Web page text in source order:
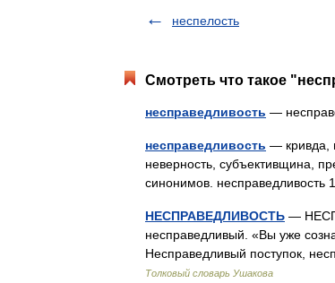
неспелость
Смотреть что такое
несправедливость —
несправедливость — кривда,
неверность, субъективщина,
синонимов. несправедливость
НЕСПРАВЕДЛИВОСТЬ —
несправедливый. «Вы уже
Несправедливый поступок,
Толковый словарь Ушакова